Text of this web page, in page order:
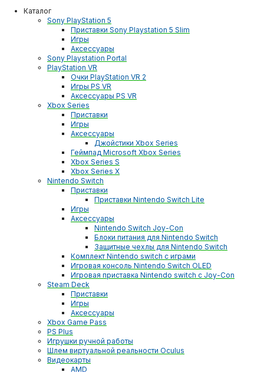
Каталог
Sony PlayStation 5
Приставки Sony Playstation 5 Slim
Игры
Аксессуары
Sony Playstation Portal
PlayStation VR
Очки PlayStation VR 2
Игры PS VR
Аксессуары PS VR
Xbox Series
Приставки
Игры
Аксессуары
Джойстики Xbox Series
Геймпад Microsoft Xbox Series
Xbox Series S
Xbox Series X
Nintendo Switch
Приставки
Приставки Nintendo Switch Lite
Игры
Аксессуары
Nintendo Switch Joy-Con
Блоки питания для Nintendo Switch
Защитные чехлы для Nintendo Switch
Комплект Nintendo switch с играми
Игровая консоль Nintendo Switch OLED
Игровая приставка Nintendo switch с Joy-Con
Steam Deck
Приставки
Игры
Аксессуары
Xbox Game Pass
PS Plus
Игрушки ручной работы
Шлем виртуальной реальности Oculus
Видеокарты
AMD